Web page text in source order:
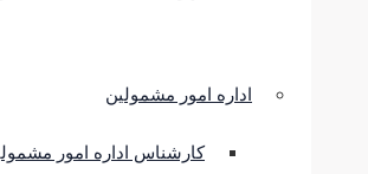
اداره امور مشمولین
کارشناس اداره امور مشمولین